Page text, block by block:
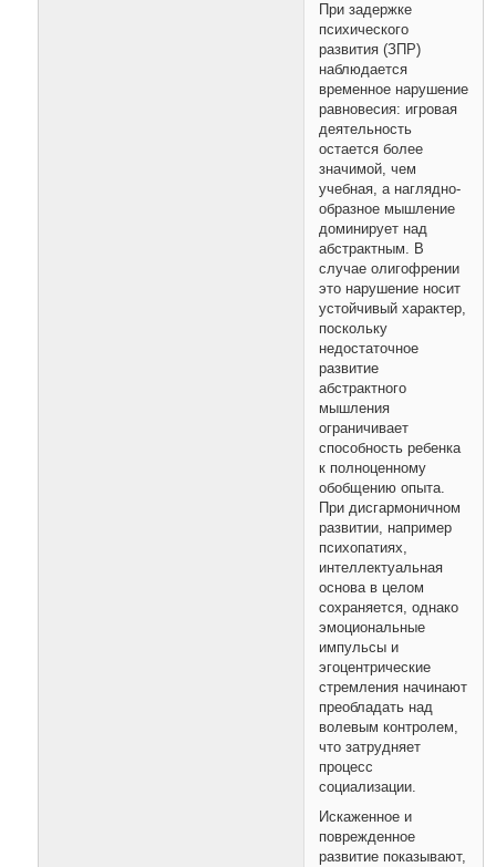
При задержке
психического
развития (ЗПР)
наблюдается
временное нарушение
равновесия: игровая
деятельность
остается более
значимой, чем
учебная, а наглядно-
образное мышление
доминирует над
абстрактным. В
случае олигофрении
это нарушение носит
устойчивый характер,
поскольку
недостаточное
развитие
абстрактного
мышления
ограничивает
способность ребенка
к полноценному
обобщению опыта.
При дисгармоничном
развитии, например
психопатиях,
интеллектуальная
основа в целом
сохраняется, однако
эмоциональные
импульсы и
эгоцентрические
стремления начинают
преобладать над
волевым контролем,
что затрудняет
процесс
социализации.
Искаженное и
поврежденное
развитие показывают,